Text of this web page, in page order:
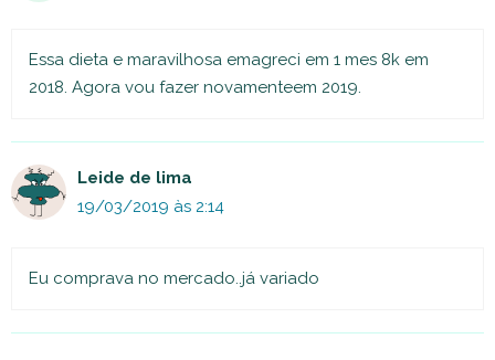
Essa dieta e maravilhosa emagreci em 1 mes 8k em
2018. Agora vou fazer novamenteem 2019.
Leide de lima
19/03/2019 às 2:14
Eu comprava no mercado..já variado